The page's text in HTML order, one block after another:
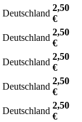
Deutschland
2,50
€
Deutschland
2,50
€
Deutschland
2,50
€
Deutschland
2,50
€
Deutschland
2,50
€